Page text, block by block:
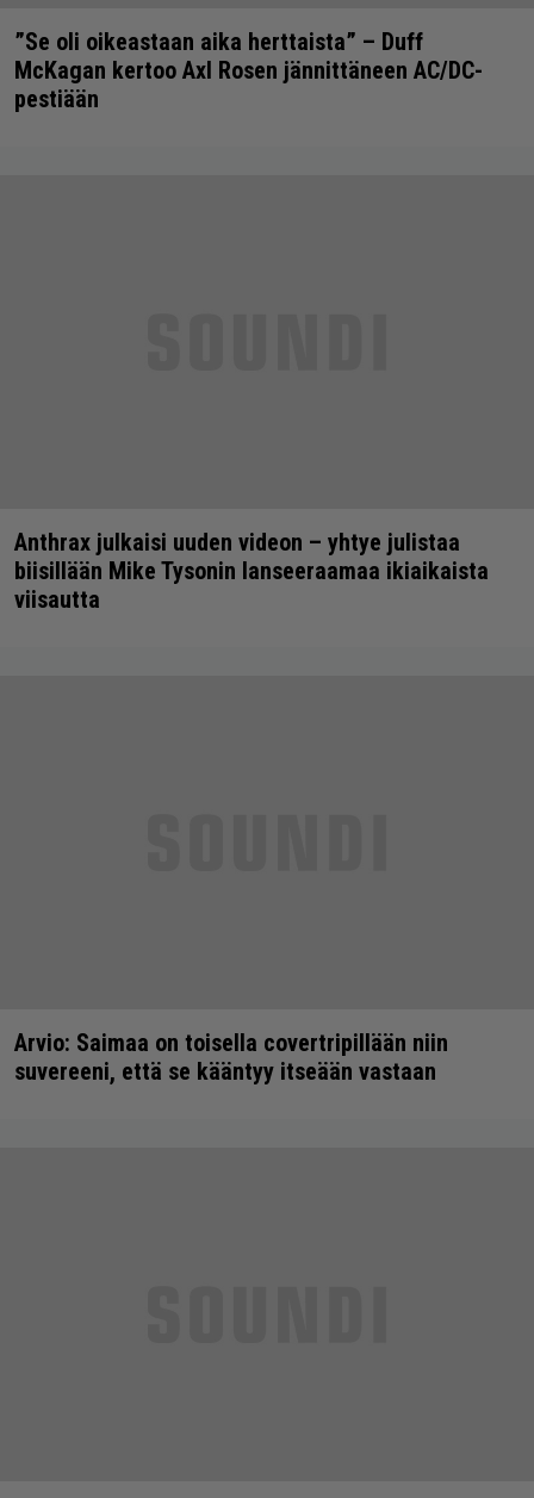
”Se oli oikeastaan aika herttaista” – Duff
McKagan kertoo Axl Rosen jännittäneen AC/DC-
pestiään
Anthrax julkaisi uuden videon – yhtye julistaa
biisillään Mike Tysonin lanseeraamaa ikiaikaista
viisautta
Arvio: Saimaa on toisella covertripillään niin
suvereeni, että se kääntyy itseään vastaan